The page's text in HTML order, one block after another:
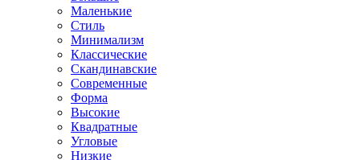
Маленькие
Стиль
Минимализм
Классические
Скандинавские
Современные
Форма
Высокие
Квадратные
Угловые
Низкие